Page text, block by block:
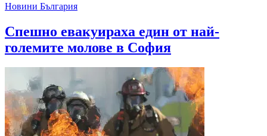
Новини България
Спешно евакуираха един от най-
големите молове в София